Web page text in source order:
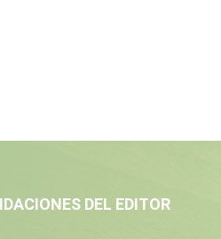
DEL EDITOR